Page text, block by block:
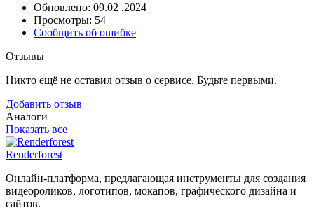
Обновлено: 09.02 .2024
Просмотры: 54
Сообщить об ошибке
Отзывы
Никто ещё не оставил отзыв о сервисе. Будьте первыми.
Добавить отзыв
Аналоги
Показать все
Renderforest
Онлайн-платформа, предлагающая инструменты для создания
видеороликов, логотипов, мокапов, графического дизайна и
сайтов.